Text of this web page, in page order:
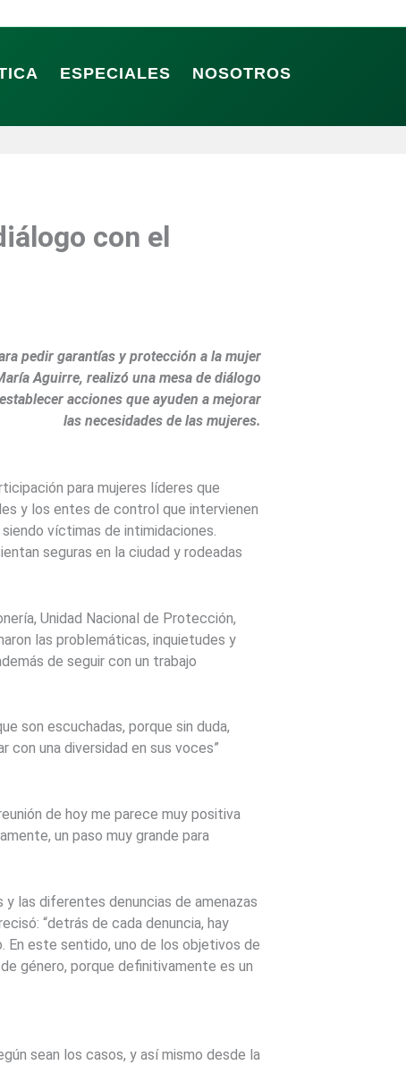
ESPECIALES
NOSOTROS
con el
pedir garantías y protección a la mujer
Aguirre, realizó una mesa de diálogo
acciones que ayuden a mejorar
las necesidades de las mujeres.
para mujeres líderes que
y los entes de control que intervienen
víctimas de intimidaciones.
seguras en la ciudad y rodeadas
Unidad Nacional de Protección,
las problemáticas, inquietudes y
de seguir con un trabajo
son escuchadas, porque sin duda,
una diversidad en sus voces”
de hoy me parece muy positiva
un paso muy grande para
las diferentes denuncias de amenazas
“detrás de cada denuncia, hay
En este sentido, uno de los objetivos de
género, porque definitivamente es un
sean los casos, y así mismo desde la